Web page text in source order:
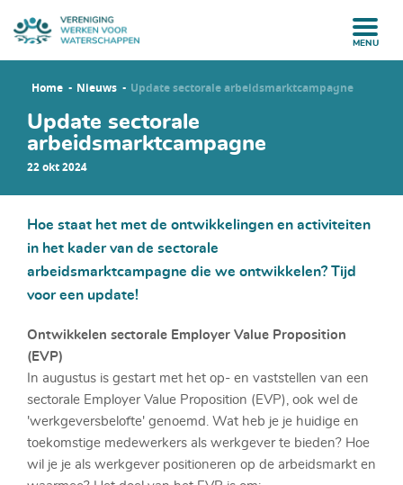
MENU
Home Nieuws Update sectorale arbeidsmarktcampagne
Update sectorale
arbeidsmarktcampagne
22 okt 2024
Hoe staat het met de ontwikkelingen en activiteiten
in het kader van de sectorale
arbeidsmarktcampagne die we ontwikkelen? Tijd
voor een update!
Ontwikkelen sectorale Employer Value Proposition
(EVP)
In augustus is gestart met het op- en vaststellen van een
sectorale Employer Value Proposition (EVP), ook wel de
'werkgeversbelofte' genoemd. Wat heb je je huidige en
toekomstige medewerkers als werkgever te bieden? Hoe
wil je je als werkgever positioneren op de arbeidsmarkt en